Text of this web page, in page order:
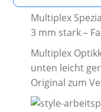
Mul­ti­plex
3 mm stark –
Mul­ti­plex
unten leicht
Ori­gi­nal zum